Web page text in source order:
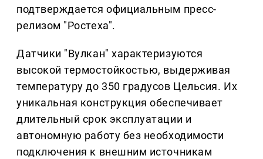
подтверждается официальным пресс-
релизом "Ростеха".
Датчики "Вулкан" характеризуются
высокой термостойкостью, выдерживая
температуру до 350 градусов Цельсия. Их
уникальная конструкция обеспечивает
длительный срок эксплуатации и
автономную работу без необходимости
подключения к внешним источникам